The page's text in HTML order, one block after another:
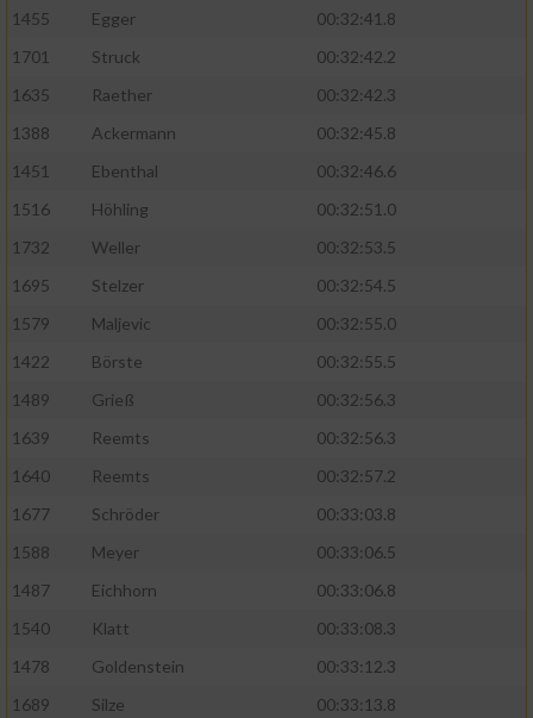
1455
Egger
00:32:41.8
1701
Struck
00:32:42.2
1635
Raether
00:32:42.3
1388
Ackermann
00:32:45.8
1451
Ebenthal
00:32:46.6
1516
Höhling
00:32:51.0
1732
Weller
00:32:53.5
1695
Stelzer
00:32:54.5
1579
Maljevic
00:32:55.0
1422
Börste
00:32:55.5
1489
Grieß
00:32:56.3
1639
Reemts
00:32:56.3
1640
Reemts
00:32:57.2
1677
Schröder
00:33:03.8
1588
Meyer
00:33:06.5
1487
Eichhorn
00:33:06.8
1540
Klatt
00:33:08.3
1478
Goldenstein
00:33:12.3
1689
Silze
00:33:13.8